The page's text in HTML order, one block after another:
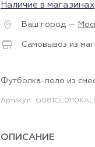
Наличие в магазинах
Ваш город —
Самовывоз из
Футболка-поло из
Артикул
ОПИСАНИЕ